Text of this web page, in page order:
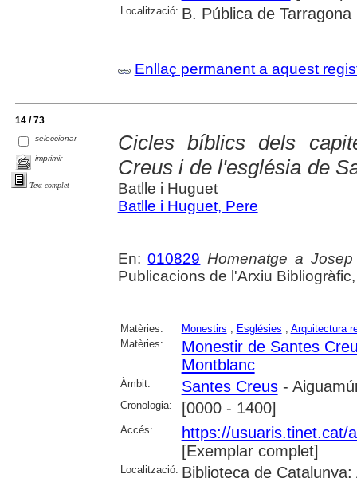
Localització: B. Pública de Tarragona
Enllaç permanent a aquest
14 / 73
seleccionar
imprimir
Text complet
Cicles bíblics dels
Creus i de l'església de
Batlle i Huguet
Batlle i Huguet, Pere
En:010829 Homenatge a
Publicacions de l'Arxiu
Matèries: Monestirs ; Esglésies ; Arquitectura
Matèries:
Monestir de Santes
Montblanc
Àmbit: Santes Creus-
Cronologia: [0000 - 1400]
Accés:
https://usuaris.tinet.cat/
[Exemplar complet]
Localització: Biblioteca de